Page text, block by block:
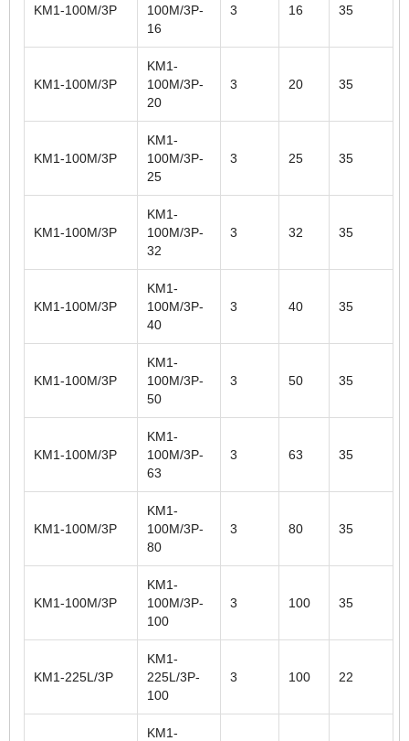
KM1-100M/3P
100M/3P-
16
3 16 35
KM1-100M/3P
KM1-
100M/3P-
20
3 20 35
KM1-100M/3P
KM1-
100M/3P-
25
3 25 35
KM1-100M/3P
KM1-
100M/3P-
32
3 32 35
KM1-100M/3P
KM1-
100M/3P-
40
3 40 35
KM1-100M/3P
KM1-
100M/3P-
50
3 50 35
KM1-100M/3P
KM1-
100M/3P-
63
3 63 35
KM1-100M/3P
KM1-
100M/3P-
80
3 80 35
KM1-100M/3P
KM1-
100M/3P-
100
3 100 35
KM1-225L/3P
KM1-
225L/3P-
100
3 100 22
KM1-